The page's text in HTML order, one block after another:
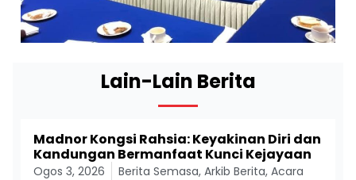
Lain-Lain Berita
Madnor Kongsi Rahsia: Keyakinan Diri dan
Kandungan Bermanfaat Kunci Kejayaan
Ogos 3, 2026 Berita Semasa, Arkib Berita, Acara